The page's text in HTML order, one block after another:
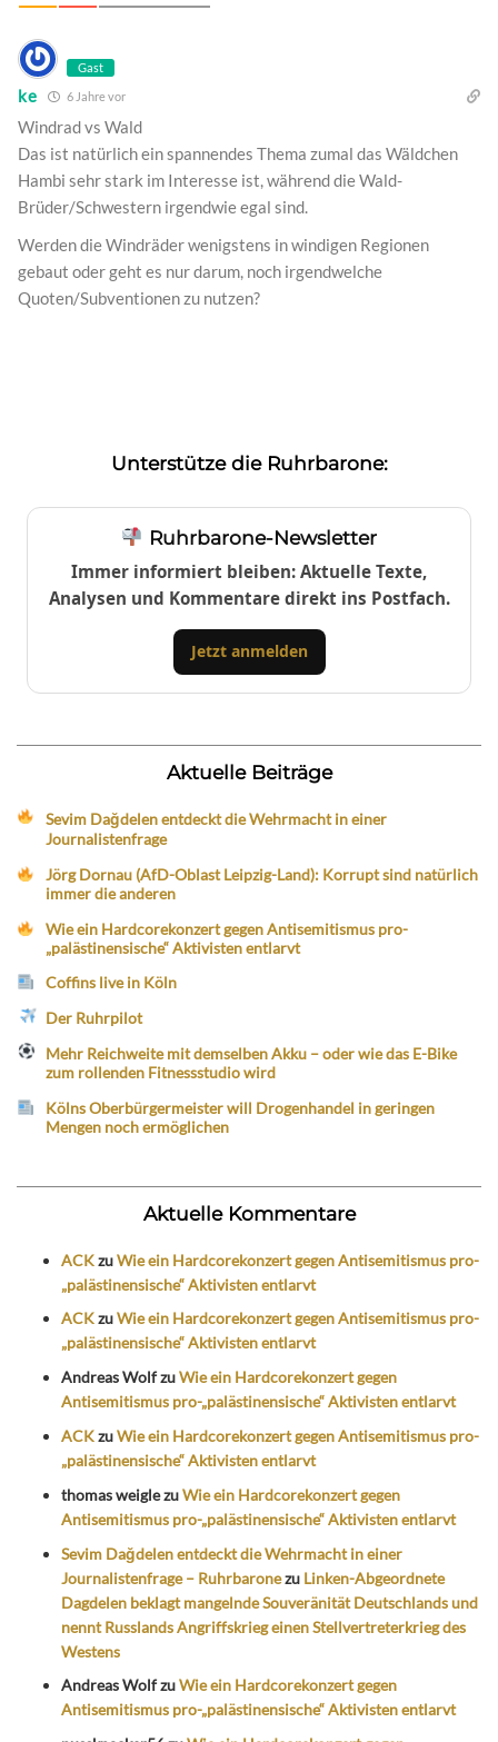
Gast
ke 6 Jahre vor
Windrad vs Wald
Das ist natürlich ein spannendes Thema zumal das Wäldchen
Hambi sehr stark im Interesse ist, während die Wald-
Brüder/Schwestern irgendwie egal sind.
Werden die Windräder wenigstens in windigen Regionen
gebaut oder geht es nur darum, noch irgendwelche
Quoten/Subventionen zu nutzen?
Unterstütze die Ruhrbarone:
Ruhrbarone-Newsletter
Immer informiert bleiben: Aktuelle Texte,
Analysen und Kommentare direkt ins Postfach.
Jetzt anmelden
Aktuelle Beiträge
Sevim Dağdelen entdeckt die Wehrmacht in einer
Journalistenfrage
Jörg Dornau (AfD-Oblast Leipzig-Land): Korrupt sind natürlich
immer die anderen
Wie ein Hardcorekonzert gegen Antisemitismus pro-
„palästinensische“ Aktivisten entlarvt
Coffins live in Köln
Der Ruhrpilot
Mehr Reichweite mit demselben Akku – oder wie das E-Bike
zum rollenden Fitnessstudio wird
Kölns Oberbürgermeister will Drogenhandel in geringen
Mengen noch ermöglichen
Aktuelle Kommentare
ACKzuWie ein Hardcorekonzert gegen Antisemitismus pro-
„palästinensische“ Aktivisten entlarvt
ACKzuWie ein Hardcorekonzert gegen Antisemitismus pro-
„palästinensische“ Aktivisten entlarvt
Andreas WolfzuWie ein Hardcorekonzert gegen
Antisemitismus pro-„palästinensische“ Aktivisten entlarvt
ACKzuWie ein Hardcorekonzert gegen Antisemitismus pro-
„palästinensische“ Aktivisten entlarvt
thomas weiglezuWie ein Hardcorekonzert gegen
Antisemitismus pro-„palästinensische“ Aktivisten entlarvt
Sevim Dağdelen entdeckt die Wehrmacht in einer
Journalistenfrage – Ruhrbaronezu Linken-Abgeordnete
Dagdelen beklagt mangelnde Souveränität Deutschlands und
nennt Russlands Angriffskrieg einen Stellvertreterkrieg des
Westens
Andreas WolfzuWie ein Hardcorekonzert gegen
Antisemitismus pro-„palästinensische“ Aktivisten entlarvt